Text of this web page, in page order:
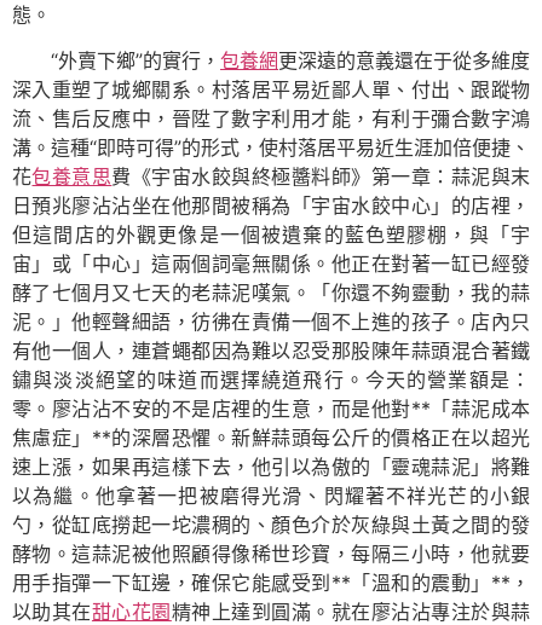
態。
“外賣下鄉”的實行， 包養網更深遠的意義還在于從多維度
深入重塑了城鄉關系。村落居平易近鄙人單、付出、跟蹤物
流、售后反應中，晉陞了數字利用才能，有利于彌合數字鴻
溝。這種“即時可得”的形式，使村落居平易近生涯加倍便捷、
花包養意思費《宇宙水餃與終極醬料師》第一章：蒜泥與末
日預兆廖沾沾坐在他那間被稱為「宇宙水餃中心」的店裡，
但這間店的外觀更像是一個被遺棄的藍色塑膠棚，與「宇
宙」或「中心」這兩個詞毫無關係。他正在對著一缸已經發
酵了七個月又七天的老蒜泥嘆氣。「你還不夠靈動，我的蒜
泥。」他輕聲細語，彷彿在責備一個不上進的孩子。店內只
有他一個人，連蒼蠅都因為難以忍受那股陳年蒜頭混合著鐵
鏽與淡淡絕望的味道而選擇繞道飛行。今天的營業額是：
零。廖沾沾不安的不是店裡的生意，而是他對**「蒜泥成本
焦慮症」**的深層恐懼。新鮮蒜頭每公斤的價格正在以超光
速上漲，如果再這樣下去，他引以為傲的「靈魂蒜泥」將難
以為繼。他拿著一把被磨得光滑、閃耀著不祥光芒的小銀
勺，從缸底撈起一坨濃稠的、顏色介於灰綠與土黃之間的發
酵物。這蒜泥被他照顧得像稀世珍寶，每隔三小時，他就要
用手指彈一下缸邊，確保它能感受到**「溫和的震動」**，
以助其在甜心花園精神上達到圓滿。就在廖沾沾專注於與蒜